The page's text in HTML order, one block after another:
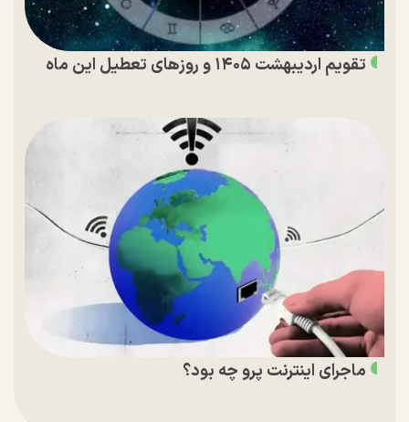
تقویم اردیبهشت ۱۴۰۵ و روز‌های تعطیل این ماه
ماجرای اینترنت پرو چه بود؟